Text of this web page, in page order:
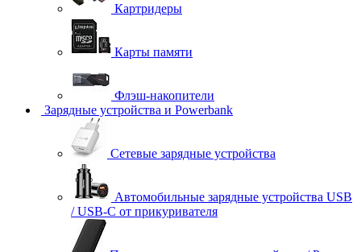
Картридеры
Карты памяти
Флэш-накопители
Зарядные устройства и Powerbank
Сетевые зарядные устройства
Автомобильные зарядные устройства USB
/ USB-C от прикуривателя